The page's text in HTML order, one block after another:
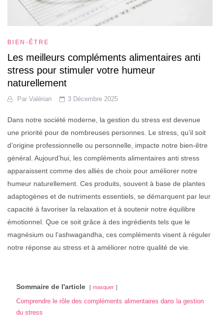
BIEN-ÊTRE
Les meilleurs compléments alimentaires anti
stress pour stimuler votre humeur
naturellement
Par Valérian 3 Décembre 2025
Dans notre société moderne, la gestion du stress est devenue
une priorité pour de nombreuses personnes. Le stress, qu’il soit
d’origine professionnelle ou personnelle, impacte notre bien-être
général. Aujourd’hui, les compléments alimentaires anti stress
apparaissent comme des alliés de choix pour améliorer notre
humeur naturellement. Ces produits, souvent à base de plantes
adaptogènes et de nutriments essentiels, se démarquent par leur
capacité à favoriser la relaxation et à soutenir notre équilibre
émotionnel. Que ce soit grâce à des ingrédients tels que le
magnésium ou l’ashwagandha, ces compléments visent à réguler
notre réponse au stress et à améliorer notre qualité de vie.
Sommaire de l'article masquer
Comprendre le rôle des compléments alimentaires dans la gestion
du stress